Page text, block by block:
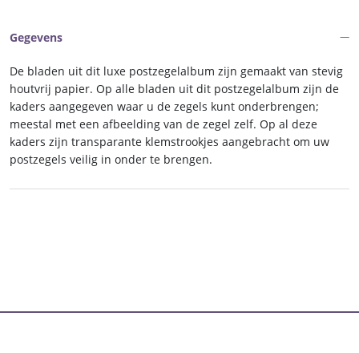
III
1970-
1989
aantal
Gegevens
De bladen uit dit luxe postzegelalbum zijn gemaakt van stevig
houtvrij papier. Op alle bladen uit dit postzegelalbum zijn de
kaders aangegeven waar u de zegels kunt onderbrengen;
meestal met een afbeelding van de zegel zelf. Op al deze
kaders zijn transparante klemstrookjes aangebracht om uw
postzegels veilig in onder te brengen.